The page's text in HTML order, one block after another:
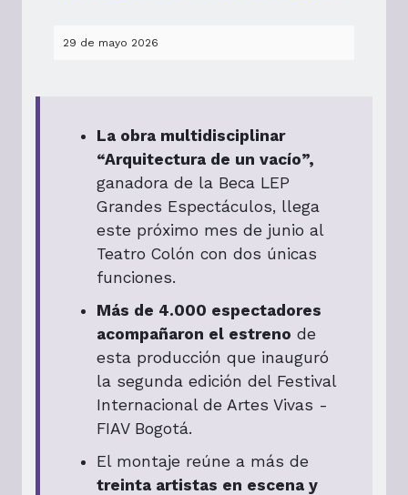
29 de mayo 2026
La obra multidisciplinar
“Arquitectura de un vacío”,
ganadora de la Beca LEP
Grandes Espectáculos, llega
este próximo mes de junio al
Teatro Colón con dos únicas
funciones.
Más de 4.000 espectadores
acompañaron el estreno de
esta producción que inauguró
la segunda edición del Festival
Internacional de Artes Vivas -
FIAV Bogotá.
El montaje reúne a más de
treinta artistas en escena y